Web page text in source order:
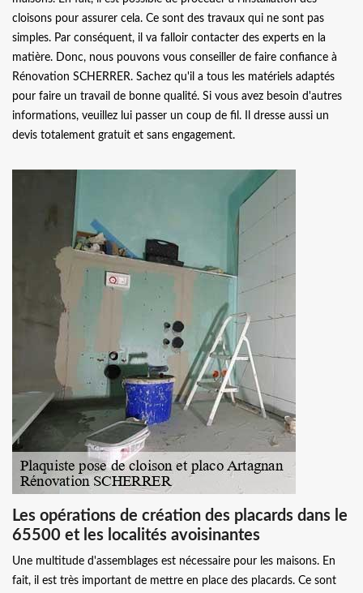
cloisons pour assurer cela. Ce sont des travaux qui ne sont pas
simples. Par conséquent, il va falloir contacter des experts en la
matière. Donc, nous pouvons vous conseiller de faire confiance à
Rénovation SCHERRER. Sachez qu'il a tous les matériels adaptés
pour faire un travail de bonne qualité. Si vous avez besoin d'autres
informations, veuillez lui passer un coup de fil. Il dresse aussi un
devis totalement gratuit et sans engagement.
Les opérations de création des placards dans le
65500 et les localités avoisinantes
Une multitude d'assemblages est nécessaire pour les maisons. En
fait, il est très important de mettre en place des placards. Ce sont